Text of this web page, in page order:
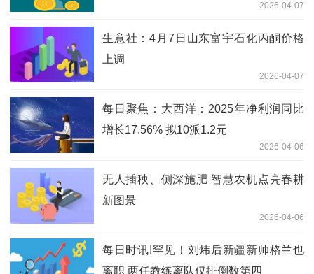
2026-04-07
生意社：4月7日山东富宇石化丙酮价格
上调
2026-04-07
每日聚焦：大西洋：2025年净利润同比
增长17.56% 拟10派1.2元
2026-04-06
无人插秧、侧深施肥 智慧农机点亮春耕
新图景
2026-04-06
每日时讯!罕见！刘炜后新疆新帅格兰也
离职 两任教练离队仅排倒数第四